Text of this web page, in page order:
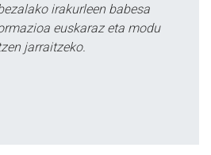
irakurleen babesa
euskaraz eta modu
jarraitzeko.